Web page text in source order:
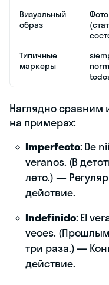
Визуальный
образ
Типичные
маркеры
Наглядно сравним
на примерах:
Imperfecto: De
veranos. (В
лето.) —
действие.
Indefinido: El
veces.
три раза.) —
действие.